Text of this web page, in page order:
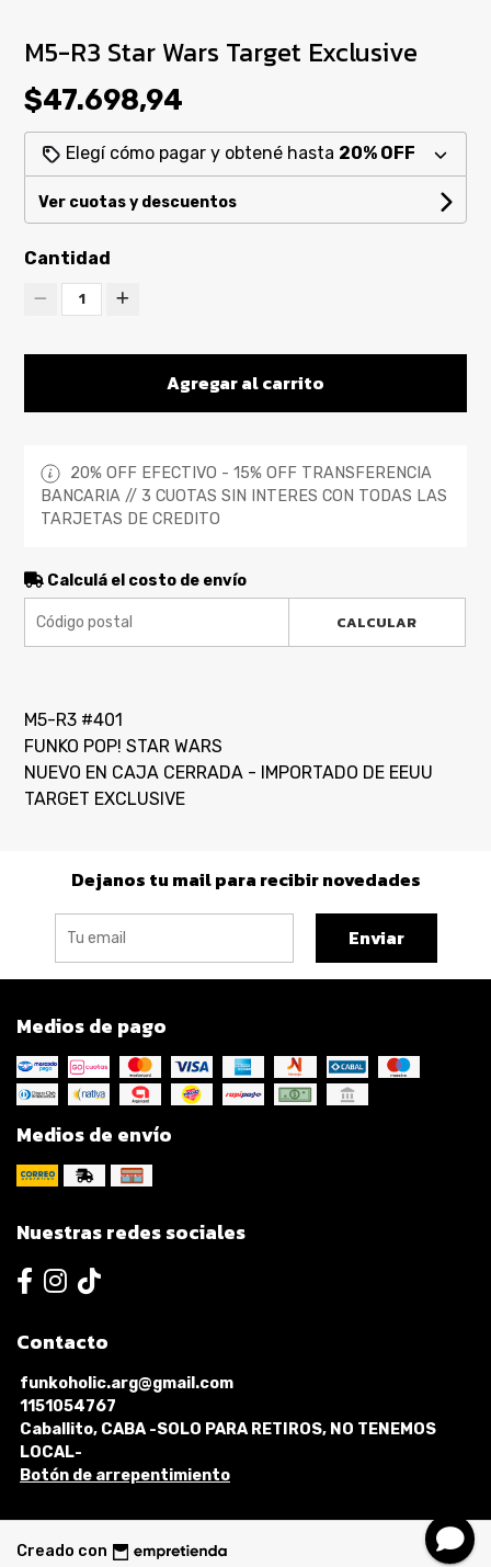
M5-R3 Star Wars Target Exclusive
$47.698,94
Elegí cómo pagar y obtené hasta 20% OFF
Ver cuotas y descuentos
Cantidad
1
Agregar al carrito
20% OFF EFECTIVO - 15% OFF TRANSFERENCIA
BANCARIA // 3 CUOTAS SIN INTERES CON TODAS LAS
TARJETAS DE CREDITO
Calculá el costo de envío
CALCULAR
M5-R3 #401
FUNKO POP! STAR WARS
NUEVO EN CAJA CERRADA - IMPORTADO DE EEUU
TARGET EXCLUSIVE
Dejanos tu mail para recibir novedades
Enviar
Medios de pago
Medios de envío
Nuestras redes sociales
Contacto
funkoholic.arg@gmail.com
1151054767
Caballito, CABA -SOLO PARA RETIROS, NO TENEMOS
LOCAL-
Botón de arrepentimiento
Creado con